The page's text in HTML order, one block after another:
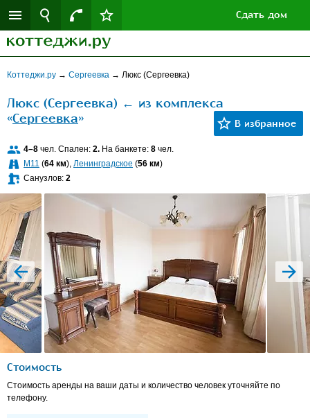
Сдать дом
Коттеджи.ру → Сергеевка → Люкс (Сергеевка)
Люкс (Сергеевка) ← из комплекса
«Сергеевка»
4–8 чел. Спален: 2. На банкете: 8 чел.
M11 (64 км), Ленинградское (56 км)
Санузлов: 2
prev
Стоимость
Стоимость аренды на ваши даты и количество человек уточняйте по
телефону.